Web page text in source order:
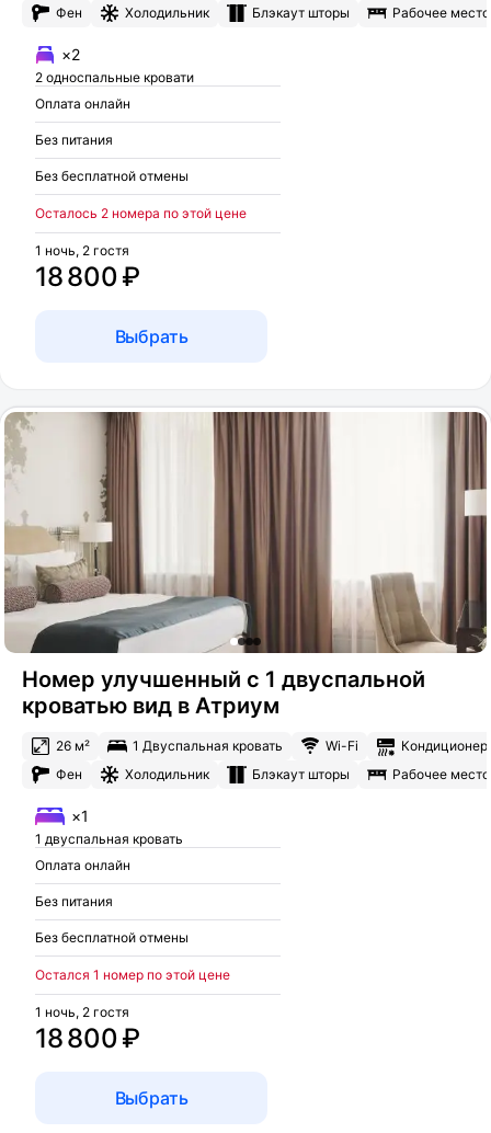
Фен
Холодильник Блэкаут шторы Рабочее место
×2
2 односпальные кровати
Оплата онлайн
Без питания
Без бесплатной отмены
Осталось 2 номера по этой цене
18 800 ₽
1 ночь, 2 гостя
Выбрать
Номер улучшенный с 1 двуспальной
кроватью вид в Атриум
26 м² 1 Двуспальная кровать Wi-Fi
Кондиционер
Фен
Холодильник Блэкаут шторы Рабочее место
×1
1 двуспальная кровать
Оплата онлайн
Без питания
Без бесплатной отмены
Остался 1 номер по этой цене
18 800 ₽
1 ночь, 2 гостя
Выбрать